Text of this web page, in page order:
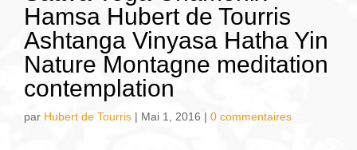
Hamsa Hubert de Tourris
Ashtanga Vinyasa Hatha Yin
Nature Montagne meditation
contemplation
par Hubert de Tourris | Mai 1, 2016 | 0 commentaires